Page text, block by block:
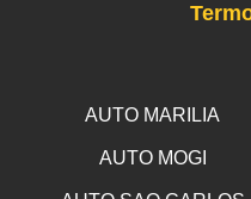
AUTO MARILIA
AUTO MOGI